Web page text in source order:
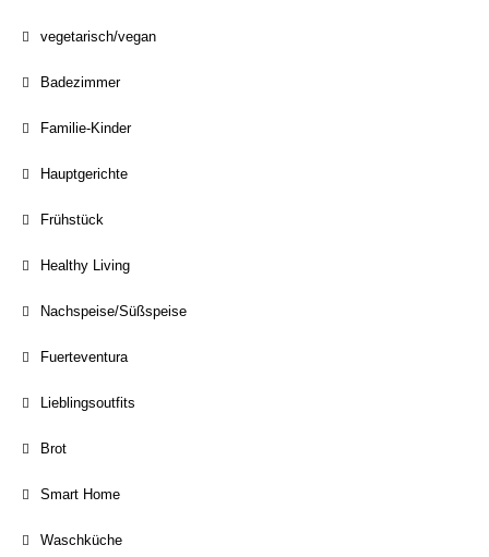
vegetarisch/vegan
Badezimmer
Familie-Kinder
Hauptgerichte
Frühstück
Healthy Living
Nachspeise/Süßspeise
Fuerteventura
Lieblingsoutfits
Brot
Smart Home
Waschküche